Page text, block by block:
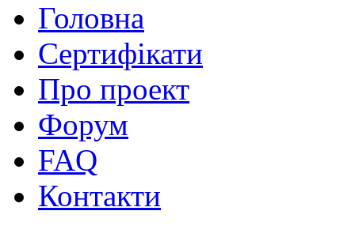
Головна
Сертифікати
Про проект
Форум
FAQ
Контакти